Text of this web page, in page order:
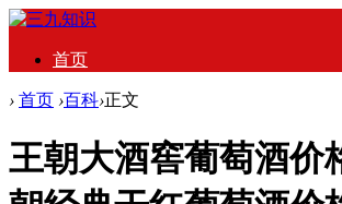
首页
› 首页 ›百科›正文
王朝大酒窖葡萄酒价